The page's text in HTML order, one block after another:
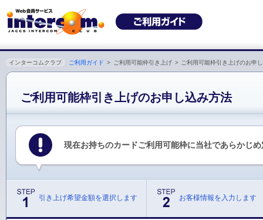
インターコムクラブ ご利用ガイド > ご利用可能枠引き上げ > ご利用可能枠引き上げのお申
ご利用可能枠引き上げのお申し込み方法
現在お持ちのカードご利用可能枠に当社であらかじ
引き上げ希望金額を選択します お客様情報を入力します